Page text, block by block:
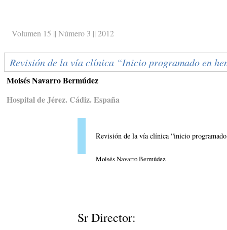
Volumen 15 || Número 3 || 2012
Revisión de la vía clínica “Inicio programado en
Moisés Navarro Bermúdez
Hospital de Jérez. Cádiz. España
Revisión de la vía clínica “inicio
Moisés Navarro Bermúdez
Sr Director: